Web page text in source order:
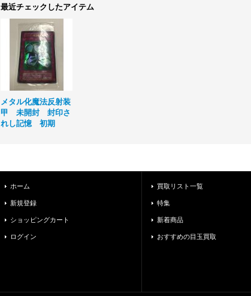
最近チェックしたアイテム
メタル化魔法反射装
甲 未開封 封印さ
れし記憶 初期
ホーム
新規登録
ショッピングカート
ログイン
買取リスト一覧
特集
新着商品
おすすめの目玉買取